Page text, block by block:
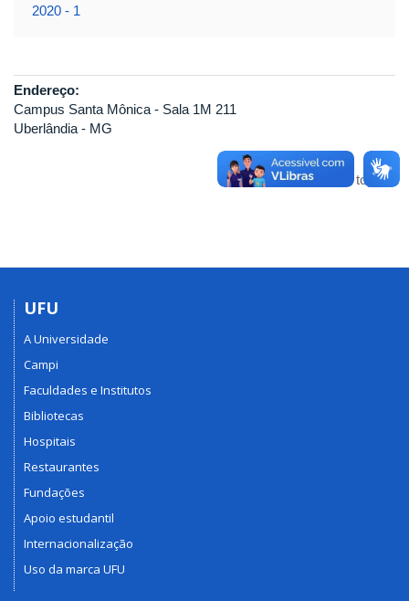
2020 - 1
Endereço:
Campus Santa Mônica - Sala 1M 211
Uberlândia - MG
Voltar para o topo
UFU
A Universidade
Campi
Faculdades e Institutos
Bibliotecas
Hospitais
Restaurantes
Fundações
Apoio estudantil
Internacionalização
Uso da marca UFU